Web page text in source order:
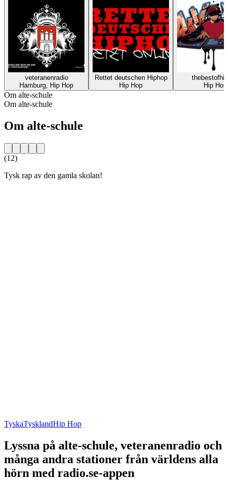
veteranenradio
Hamburg, Hip Hop
Rettet deutschen Hiphop
Hip Hop
Hip Hop
Om alte-schule
Om alte-schule
Om alte-schule
(12)
Tysk rap av den gamla skolan!
TyskaTysklandHip Hop
Lyssna på alte-schule, veteranenradio och
många andra stationer från världens alla
hörn med radio.se-appen